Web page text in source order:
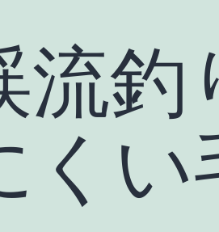
流
くい